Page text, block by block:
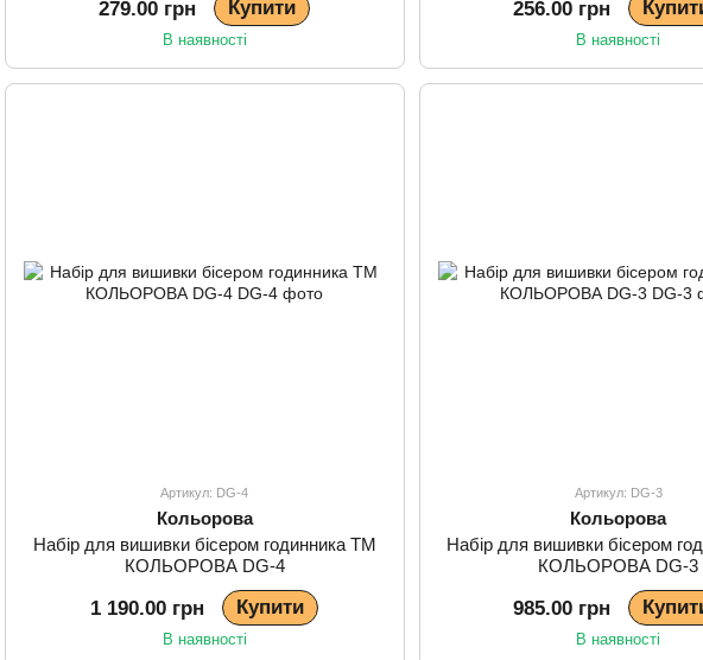
279.00 грн Купити
В наявності
256.00 грн
В наявності
Артикул: DG-4
Кольорова
Набір для вишивки бісером годинника ТМ
КОЛЬОРОВА DG-4
1 190.00 грн Купити
В наявності
Артикул: DG-3
Кольорова
Набір для вишивки бісером
КОЛЬОРОВА DG-3
985.00 грн
В наявності